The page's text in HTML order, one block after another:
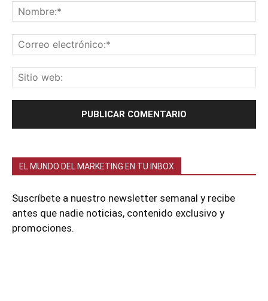
EL MUNDO DEL MARKETING EN TU INBOX
Suscríbete a nuestro newsletter semanal y recibe
antes que nadie noticias, contenido exclusivo y
promociones.